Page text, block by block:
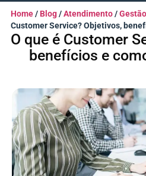
Home/ Blog/Atendimento/
Customer Service? Objetivos,
O que é Customer
benefícios e